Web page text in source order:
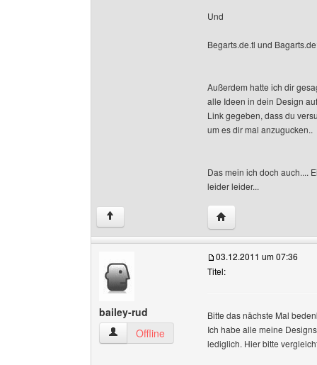
Und
Begarts.de.tl und
Außerdem hatte ich dir
alle Ideen in dein Design
Link gegeben, dass du
um es dir mal anzugucken..
Das mein ich doch auch....
leider leider...
↑ Website dieses
bailey-rud
bailey-rud Benutzer-Profile anzeigen
Offline
03.12.2011 um 07:36
Titel:
Bitte das nächste Mal
Ich habe alle meine
lediglich. Hier bitte